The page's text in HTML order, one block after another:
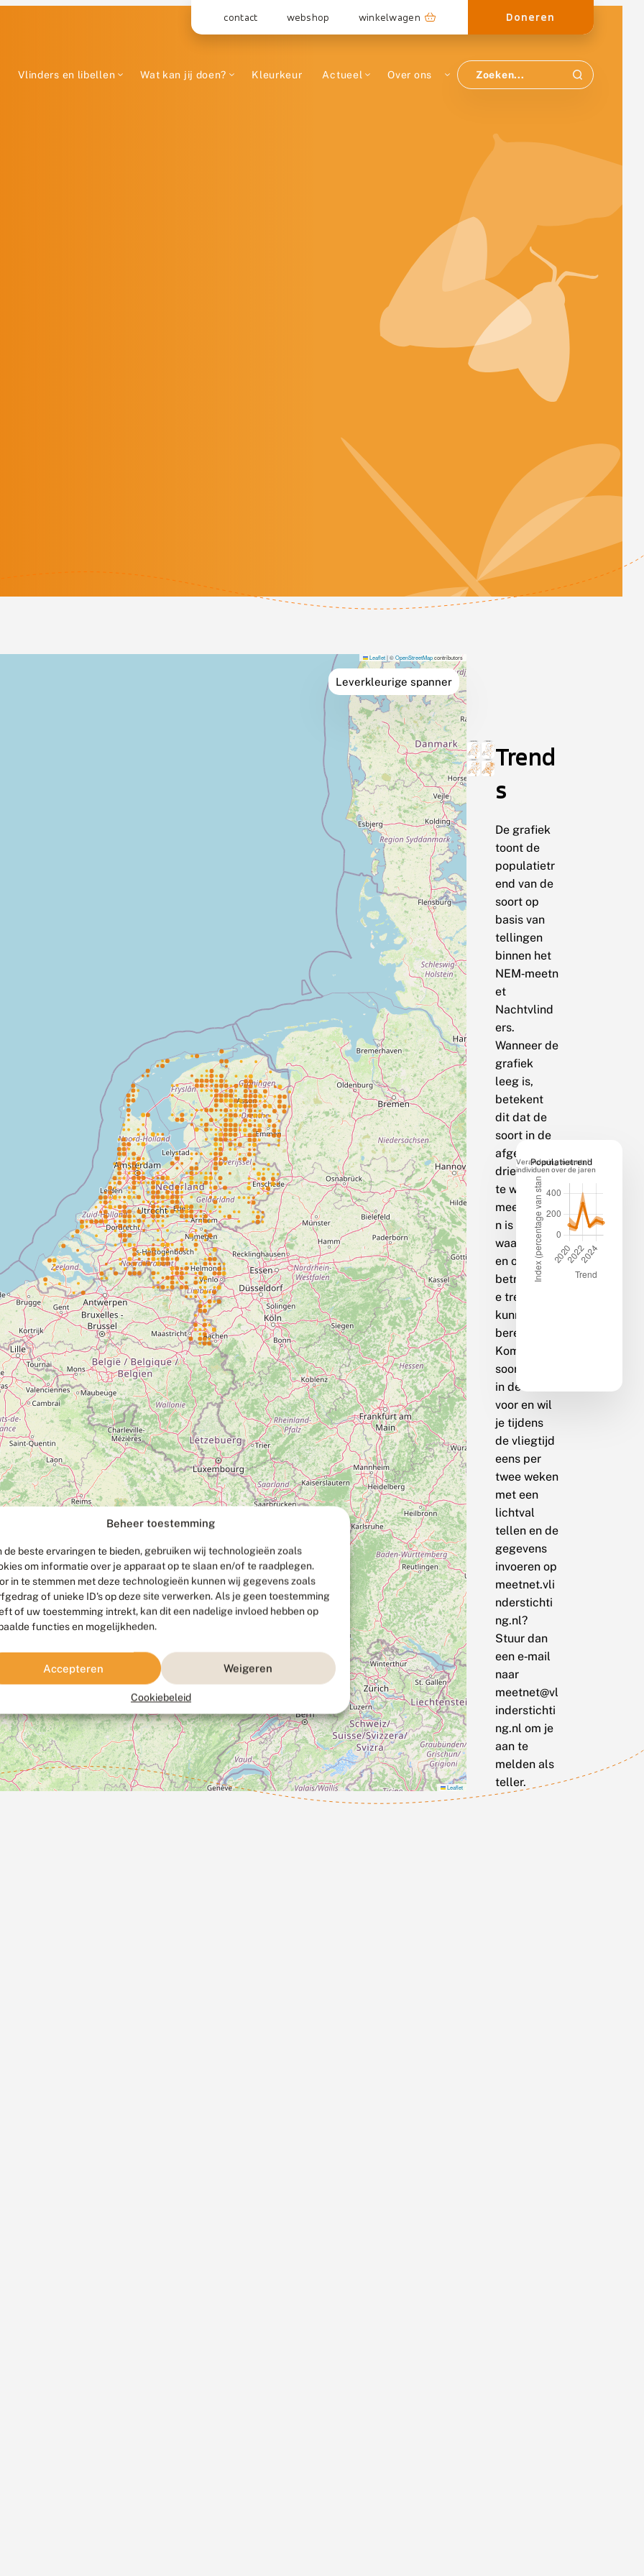
Beheer toestemming
de beste ervaringen te bieden, gebruiken wij technologieën zoals
om informatie over je apparaat op te slaan en/of te raadplegen.
in te stemmen met deze technologieën kunnen wij gegevens zoals
of unieke ID's op deze site verwerken. Als je geen toestemming
of uw toestemming intrekt, kan dit een nadelige invloed hebben op
functies en mogelijkheden.
Accepteren Weigeren
Cookiebeleid
contact webshop winkelwagen Doneren
Vlinders en libellen Wat kan jij doen? Kleurkeur Actueel Over ons
Leverkleurige spanner
Leaflet|©OpenStreetMapcontributors
Leaflet
Trend
s
De grafiek
toont de
populatietr
end van de
soort op
basis van
tellingen
binnen het
NEM‑meetn
et
Nachtvlind
ers.
Wanneer de
grafiek
leeg is,
betekent
dit dat de
soort in de
afgelopen
drie jaar op
te weinig
meetpunte
n is
waargenom
en om een
betrouwbar
e trend te
kunnen
berekenen.
Komt de
soort bij jou
in de buurt
voor en wil
je tijdens
de vliegtijd
eens per
twee weken
met een
lichtval
tellen en de
gegevens
invoeren op
meetnet.vli
nderstichti
ng.nl?
Stuur dan
een e‑mail
naar
meetnet@vl
inderstichti
ng.nl om je
aan te
melden als
teller.
Populatietrend
Verandering in aantal
individuen over de jaren